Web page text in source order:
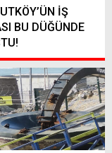
İŞ
BU DÜĞÜNDE